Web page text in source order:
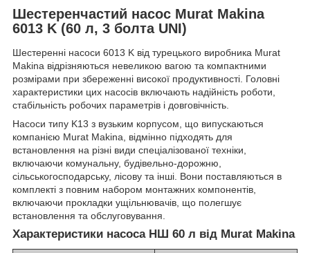
Шестеренчастий насос Murat Makina
6013 K (60 л, 3 болта UNI)
Шестеренні насоси 6013 K від турецького виробника Murat
Makina відрізняються невеликою вагою та компактними
розмірами при збереженні високої продуктивності. Головні
характеристики цих насосів включають надійність роботи,
стабільність робочих параметрів і довговічність.
Насоси типу K13 з вузьким корпусом, що випускаються
компанією Murat Makina, відмінно підходять для
встановлення на різні види спеціалізованої техніки,
включаючи комунальну, будівельно-дорожню,
сільськогосподарську, лісову та інші. Вони поставляються в
комплекті з повним набором монтажних компонентів,
включаючи прокладки ущільнювачів, що полегшує
встановлення та обслуговування.
Характеристики насоса НШ 60 л від Murat Makina